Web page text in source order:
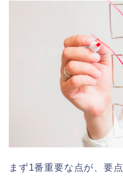
まず1番重要な点が、要